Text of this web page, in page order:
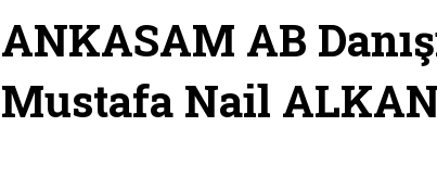
ANKASAM AB
Mustafa Nail